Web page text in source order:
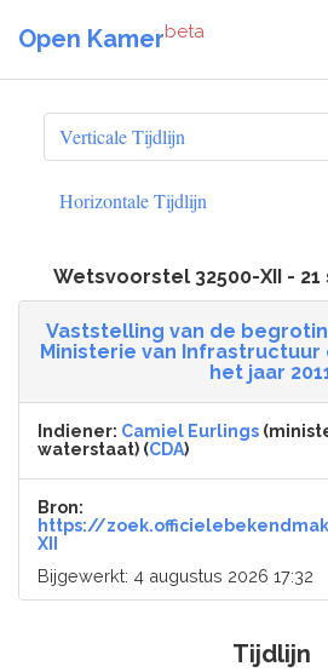
Open Kamerbeta
Verticale Tijdlijn
Horizontale Tijdlijn
Wetsvoorstel 32500-XII -
Vaststelling van de
Ministerie van Infrastructuur
het jaar
Indiener: Camiel Eurlings
waterstaat) (CDA)
Bron:
https://
XII
Bijgewerkt: 4 augustus 2026 17:32
Tijdlijn